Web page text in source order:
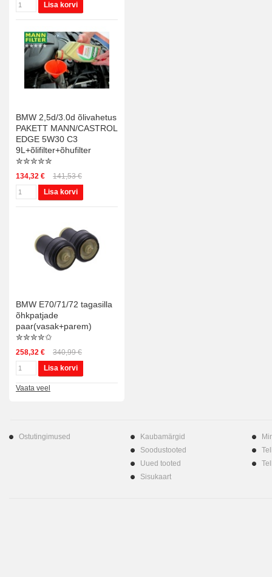
Lisa korvi
BMW 2,5d/3.0d õlivahetus
PAKETT MANN/CASTROL
EDGE 5W30 C3
9L+õlifilter+õhufilter
✮✮✮✮✮
134,32 €
141,53 €
Lisa korvi
BMW E70/71/72 tagasilla
õhkpatjade
paar(vasak+parem)
✮✮✮✮✩
258,32 €
340,99 €
Lisa korvi
Vaata veel
Ostutingimused
Kaubamärgid
Soodustooted
Uued tooted
Sisukaart